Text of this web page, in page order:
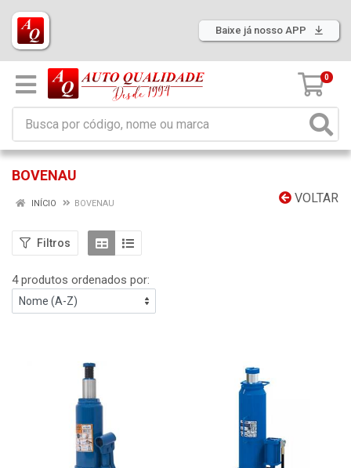
Baixe já nosso APP
0
BOVENAU
VOLTAR
INÍCIO BOVENAU
Filtros
4 produtos ordenados por: